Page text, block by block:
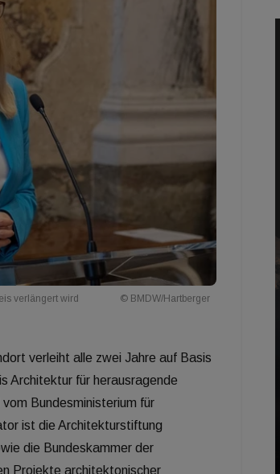
verlängert wird © BMDW/Hartberger
verleiht alle zwei Jahre auf Basis
Architektur für herausragende
Bundesministerium für
ist die Architekturstiftung
die Bundeskammer der
Projekte architektonischer